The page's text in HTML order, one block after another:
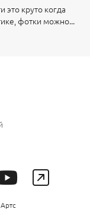
это круто когда
фотки можно...